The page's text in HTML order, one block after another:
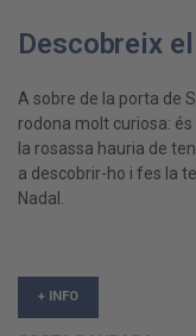
Descobreix
A sobre de la porta de
rodona molt curiosa:
la rosassa hauria de
a descobrir-ho i fes la
Nadal.
+ INFO